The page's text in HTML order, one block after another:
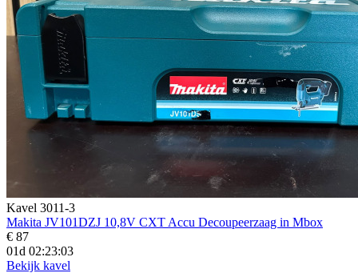
Kavel 3011-3
Makita JV101DZJ 10,8V CXT Accu Decoupeerzaag in Mbox
€ 87
01d 02:23:01
Bekijk kavel